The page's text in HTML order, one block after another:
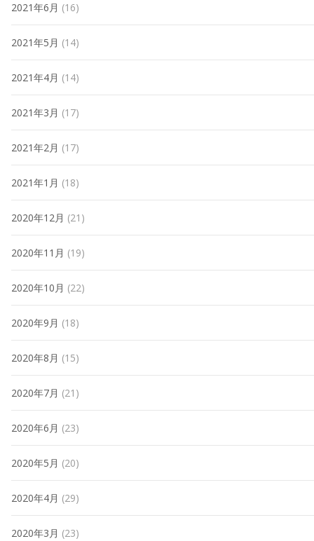
2021年6月 (16)
2021年5月 (14)
2021年4月 (14)
2021年3月 (17)
2021年2月 (17)
2021年1月 (18)
2020年12月 (21)
2020年11月 (19)
2020年10月 (22)
2020年9月 (18)
2020年8月 (15)
2020年7月 (21)
2020年6月 (23)
2020年5月 (20)
2020年4月 (29)
2020年3月 (23)